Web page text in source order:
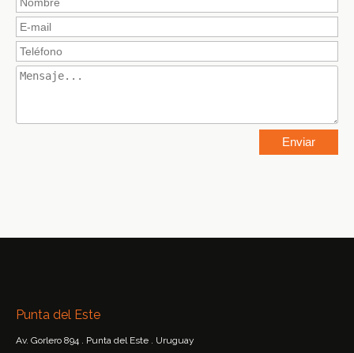
Punta del Este
Av. Gorlero 894 . Punta del Este . Uruguay